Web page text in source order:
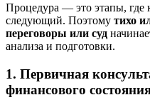
Процедура — это этапы, где
следующий. Поэтому тихо
переговоры или суд
анализа и подготовки.
1. Первичная
финансового